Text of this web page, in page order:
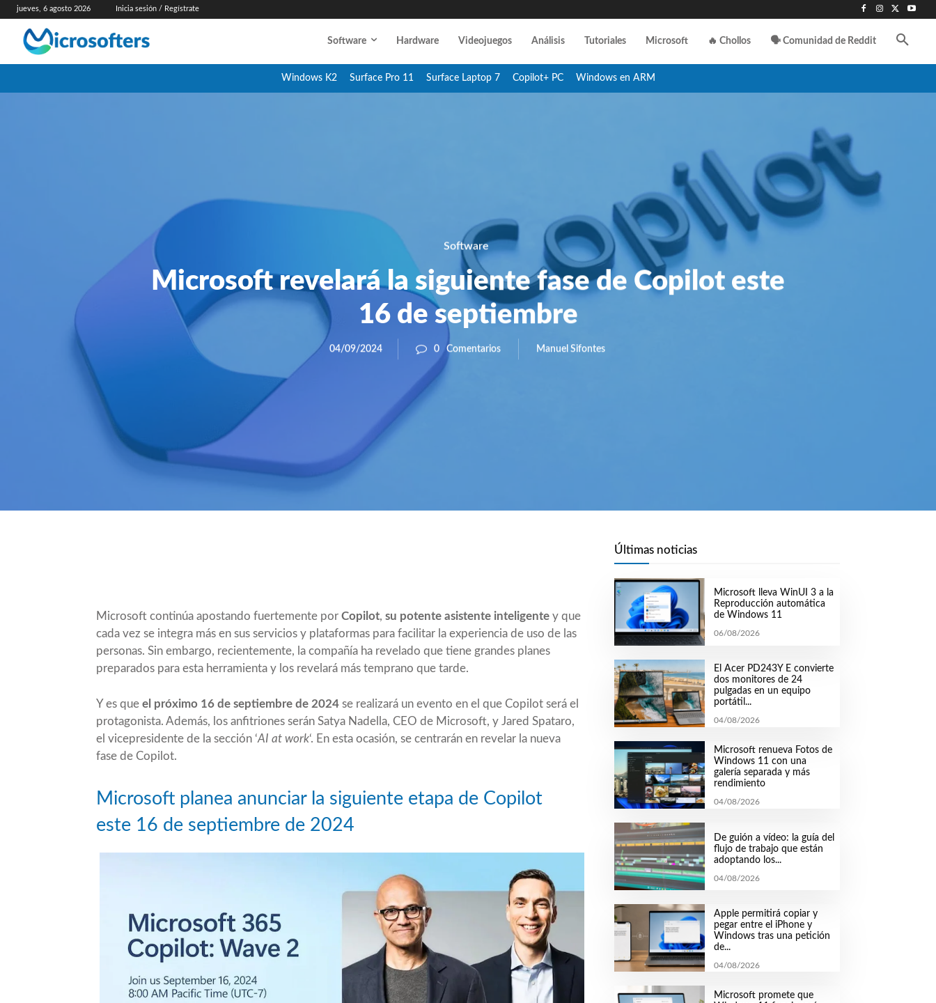
jueves, 6 agosto 2026 Inicia sesión / Regístrate
Software Hardware Videojuegos Análisis Tutoriales Microsoft 🔥 Chollos 🗣️ Comunidad de Reddit
Windows K2 Surface Pro 11 Surface Laptop 7 Copilot+ PC Windows en ARM
Software
Microsoft revelará la siguiente fase de Copilot este
16 de septiembre
04/09/2024 0 Comentarios Manuel Sifontes
Microsoft continúa apostando fuertemente por Copilot, su potente asistente inteligente y que
cada vez se integra más en sus servicios y plataformas para facilitar la experiencia de uso de las
personas. Sin embargo, recientemente, la compañía ha revelado que tiene grandes planes
preparados para esta herramienta y los revelará más temprano que tarde.
Y es que el próximo 16 de septiembre de 2024 se realizará un evento en el que Copilot será el
protagonista. Además, los anfitriones serán Satya Nadella, CEO de Microsoft, y Jared Spataro,
el vicepresidente de la sección ‘AI at work‘. En esta ocasión, se centrarán en revelar la nueva
fase de Copilot.
Microsoft planea anunciar la siguiente etapa de Copilot
este 16 de septiembre de 2024
Últimas noticias
Microsoft lleva WinUI 3 a la
Reproducción automática
de Windows 11
06/08/2026
El Acer PD243Y E convierte
dos monitores de 24
pulgadas en un equipo
portátil...
04/08/2026
Microsoft renueva Fotos de
Windows 11 con una
galería separada y más
rendimiento
04/08/2026
De guión a vídeo: la guía del
flujo de trabajo que están
adoptando los...
04/08/2026
Apple permitirá copiar y
pegar entre el iPhone y
Windows tras una petición
de...
04/08/2026
Microsoft promete que